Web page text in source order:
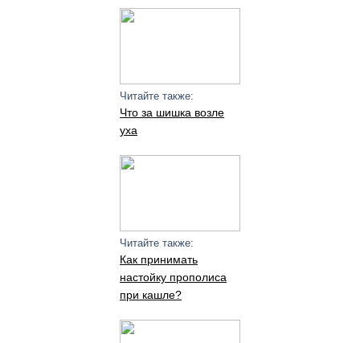
Читайте также:
Что за шишка возле
уха
Читайте также:
Как принимать
настойку прополиса
при кашле?